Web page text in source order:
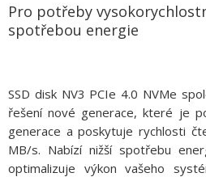
Pro potřeby
spotřebou energie
SSD disk NV3 PCIe 4.0 NVMe
řešení nové generace, které je
generace a poskytuje rychlosti
MB/s. Nabízí nižší spotřebu
optimalizuje výkon vašeho